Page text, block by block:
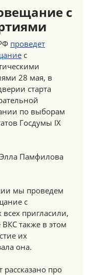
с
проведет
с
28 мая, в
старта
по выборам
Госдумы IX
Памфилова
мы проведем
с
пригласили,
также в этом
их
она.
рассказано про